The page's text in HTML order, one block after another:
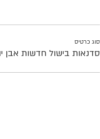
סוג כרטיס
סדנאות בישול חדשות אבן